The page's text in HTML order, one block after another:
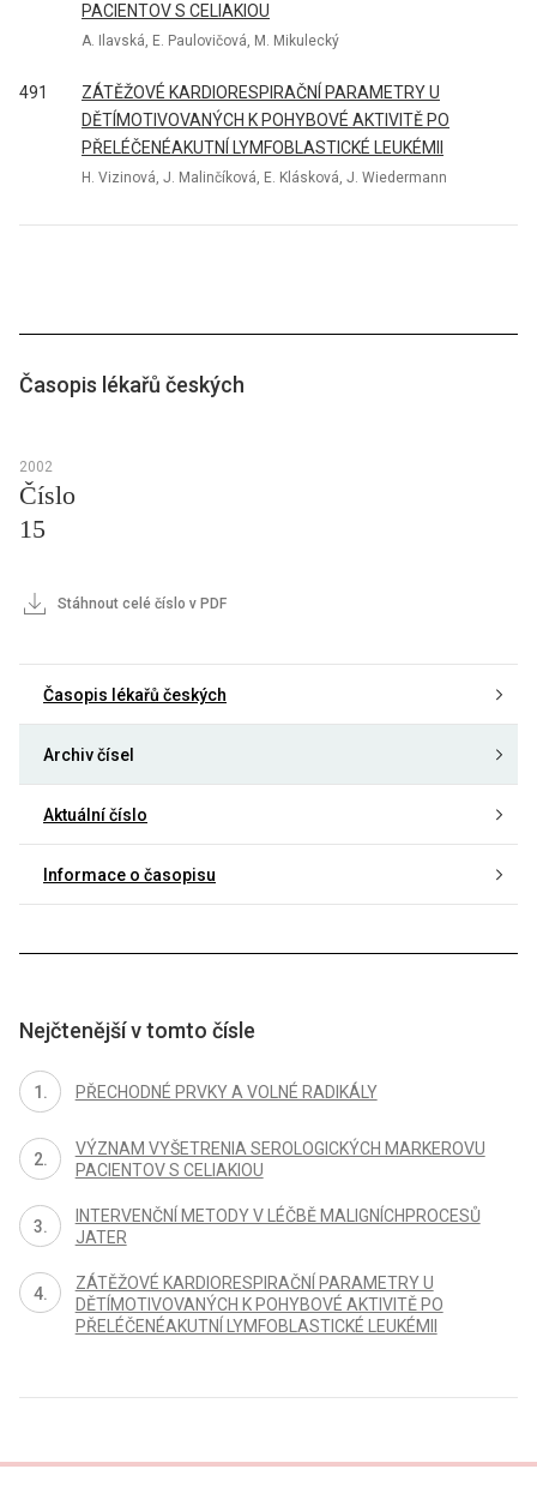
PACIENTOV S CELIAKIOU
A. Ilavská, E. Paulovičová, M. Mikulecký
491
ZÁTĚŽOVÉ KARDIORESPIRAČNÍ PARAMETRY U
DĚTÍMOTIVOVANÝCH K POHYBOVÉ AKTIVITĚ PO
PŘELÉČENÉAKUTNÍ LYMFOBLASTICKÉ LEUKÉMII
H. Vizinová, J. Malinčíková, E. Klásková, J. Wiedermann
Časopis lékařů českých
2002
Číslo
15
Stáhnout celé číslo v PDF
Časopis lékařů českých
Archiv čísel
Aktuální číslo
Informace o časopisu
Nejčtenější v tomto čísle
PŘECHODNÉ PRVKY A VOLNÉ RADIKÁLY
VÝZNAM VYŠETRENIA SEROLOGICKÝCH MARKEROVU
PACIENTOV S CELIAKIOU
INTERVENČNÍ METODY V LÉČBĚ MALIGNÍCHPROCESŮ
JATER
ZÁTĚŽOVÉ KARDIORESPIRAČNÍ PARAMETRY U
DĚTÍMOTIVOVANÝCH K POHYBOVÉ AKTIVITĚ PO
PŘELÉČENÉAKUTNÍ LYMFOBLASTICKÉ LEUKÉMII